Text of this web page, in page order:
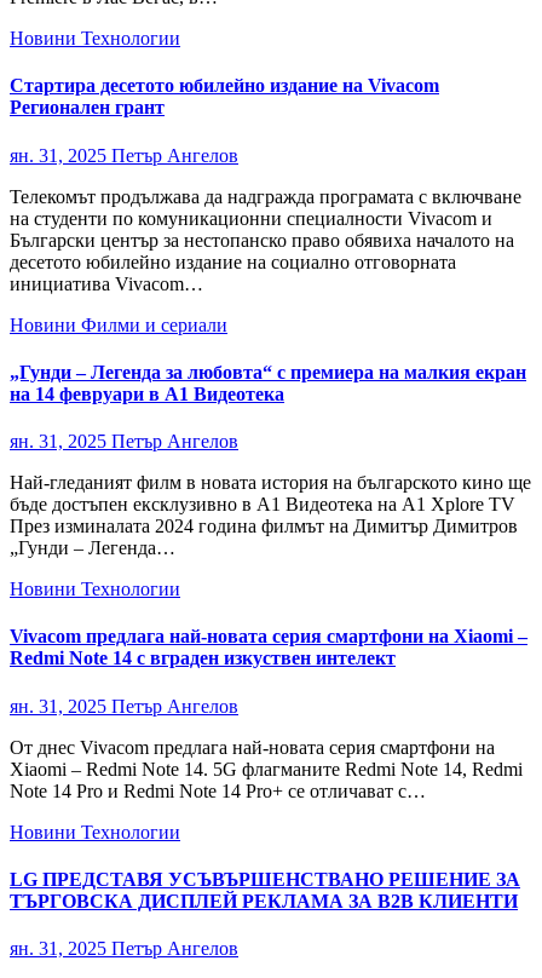
Новини Технологии
Стартира десетото юбилейно издание на Vivacom
Регионален грант
ян. 31, 2025 Петър Ангелов
Телекомът продължава да надгражда програмата с включване
на студенти по комуникационни специалности Vivacom и
Български център за нестопанско право обявиха началото на
десетото юбилейно издание на социално отговорната
инициатива Vivacom…
Новини Филми и сериали
„Гунди – Легенда за любовта“ с премиера на малкия екран
на 14 февруари в А1 Видеотека
ян. 31, 2025 Петър Ангелов
Най-гледаният филм в новата история на българското кино ще
бъде достъпен ексклузивно в А1 Видеотека на A1 Xplore TV
През изминалата 2024 година филмът на Димитър Димитров
„Гунди – Легенда…
Новини Технологии
Vivacom предлага най-новата серия смартфони на Xiaomi –
Redmi Note 14 с вграден изкуствен интелект
ян. 31, 2025 Петър Ангелов
От днес Vivacom предлага най-новата серия смартфони на
Xiaomi – Redmi Note 14. 5G флагманите Redmi Note 14, Redmi
Note 14 Pro и Redmi Note 14 Pro+ се отличават с…
Новини Технологии
LG ПРЕДСТАВЯ УСЪВЪРШЕНСТВАНО РЕШЕНИЕ ЗА
ТЪРГОВСКА ДИСПЛЕЙ РЕКЛАМА ЗА B2B КЛИЕНТИ
ян. 31, 2025 Петър Ангелов